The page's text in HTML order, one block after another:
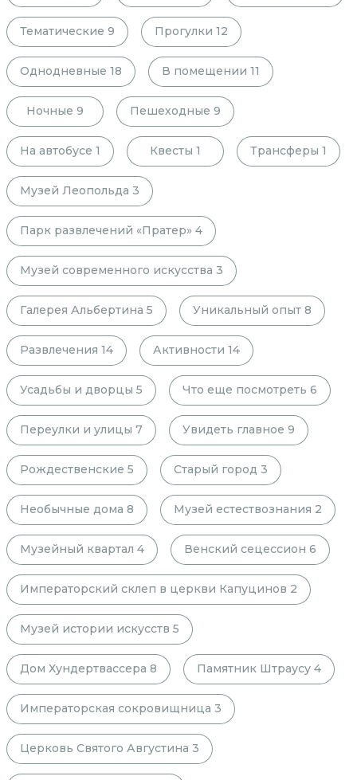
Тематические 9 Прогулки 12
Однодневные 18 В помещении 11
Ночные 9 Пешеходные 9
На автобусе 1 Квесты 1 Трансферы 1
Музей Леопольда 3
Парк развлечений «Пратер» 4
Музей современного искусства 3
Галерея Альбертина 5 Уникальный опыт 8
Развлечения 14 Активности 14
Усадьбы и дворцы 5 Что еще посмотреть 6
Переулки и улицы 7 Увидеть главное 9
Рождественские 5 Старый город 3
Необычные дома 8 Музей естествознания 2
Музейный квартал 4 Венский сецессион 6
Императорский склеп в церкви Капуцинов 2
Музей истории искусств 5
Дом Хундертвассера 8 Памятник Штраусу 4
Императорская сокровищница 3
Церковь Святого Августина 3